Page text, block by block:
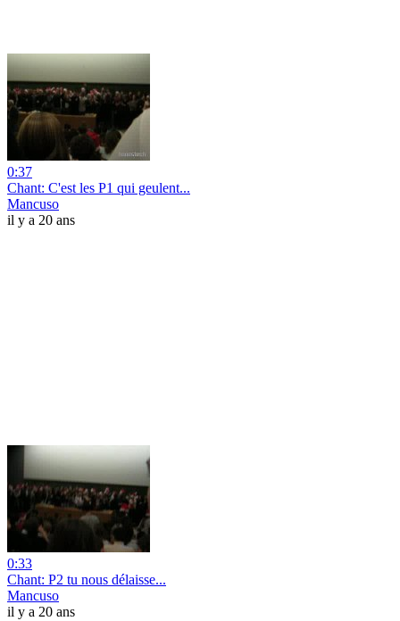
0:37
Chant: C'est les P1 qui geulent...
Mancuso
il y a 20 ans
0:33
Chant: P2 tu nous délaisse...
Mancuso
il y a 20 ans